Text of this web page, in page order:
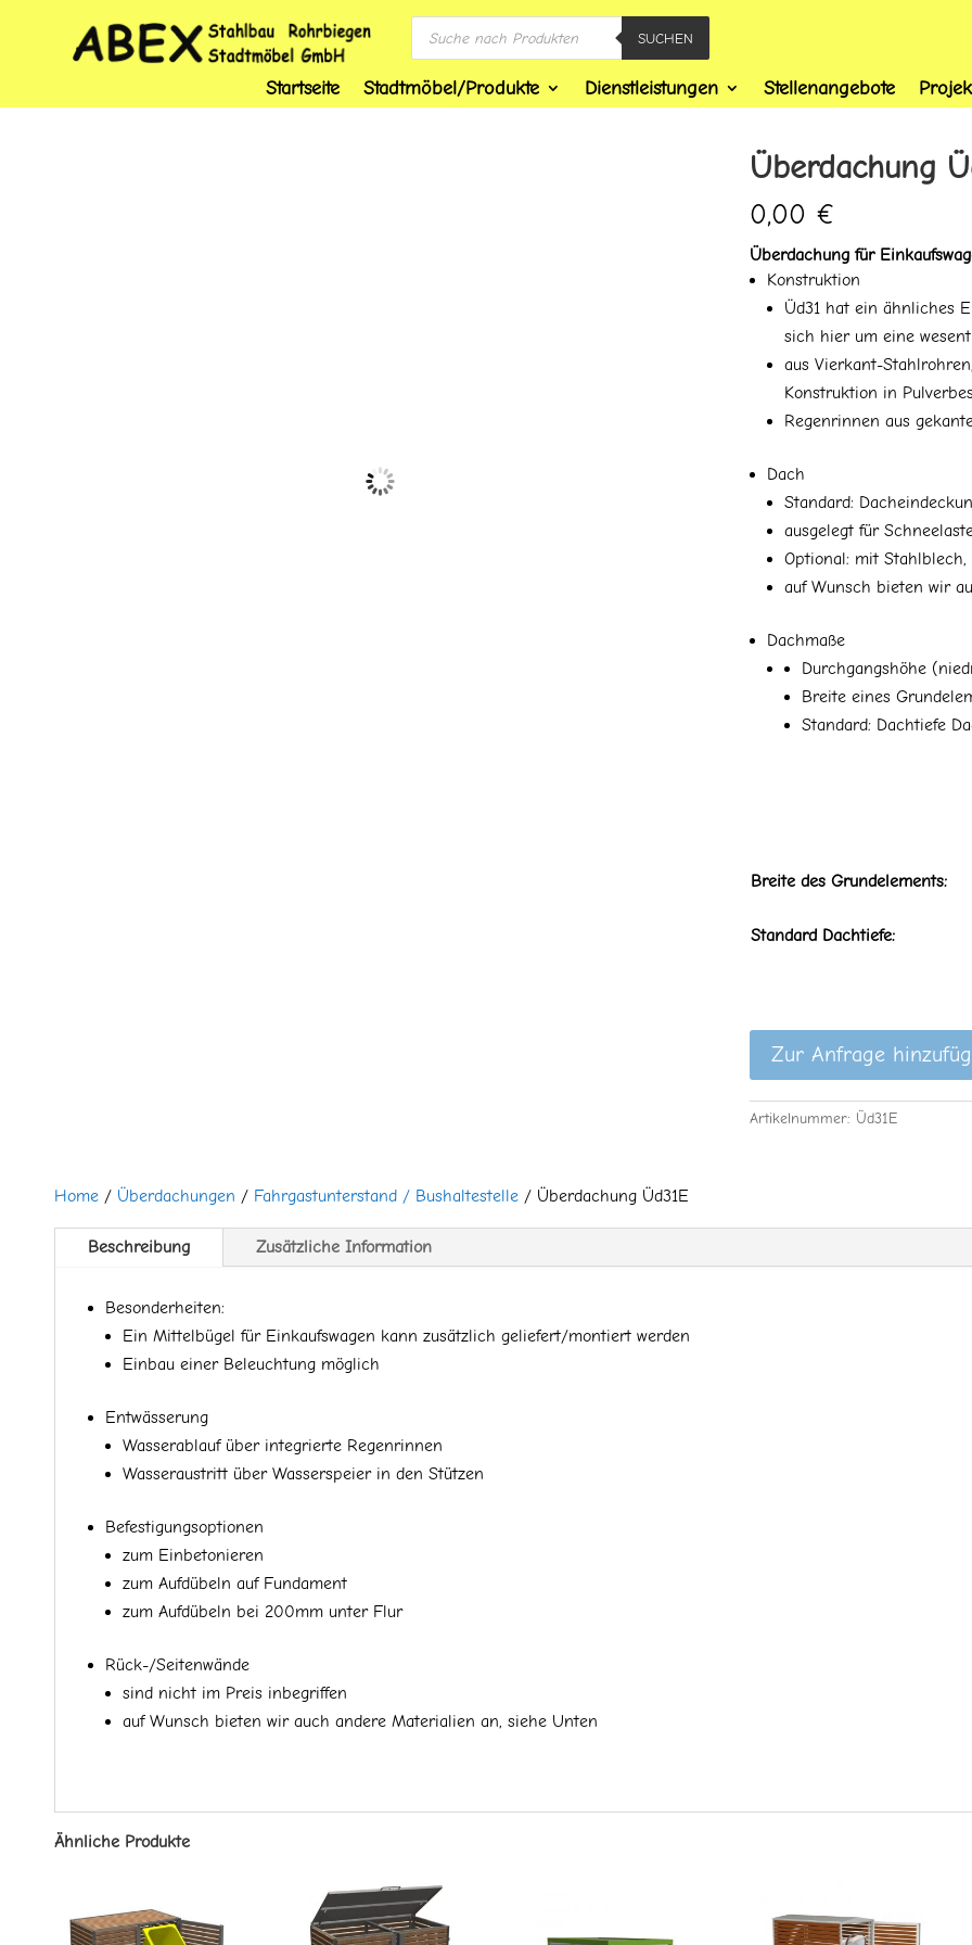
Products
search
SUCHEN
Startseite Stadtmöbel/Produkte Dienstleistungen Stellenangebote
Überdachung
0,00 €
Überdachung für
Konstruktion
Üd31 hat ein ähnliches
sich hier um eine
aus Vierkant-
Konstruktion in
Regenrinnen aus
Dach
Standard:
ausgelegt für
Optional: mit
auf Wunsch bieten wir
Dachmaße
Durchgangshöhe
Breite eines
Standard: Dachtiefe
Breite des Grundelements:
Standard Dachtiefe:
Zur Anfrage
Artikelnummer: Üd31E
Home/ Überdachungen / Fahrgastunterstand / Bushaltestelle/ Überdachung Üd31E
Beschreibung Zusätzliche Information
Besonderheiten:
Ein Mittelbügel für Einkaufswagen kann zusätzlich geliefert/montiert werden
Einbau einer Beleuchtung möglich
Entwässerung
Wasserablauf über integrierte Regenrinnen
Wasseraustritt über Wasserspeier in den Stützen
Befestigungsoptionen
zum Einbetonieren
zum Aufdübeln auf Fundament
zum Aufdübeln bei 200mm unter Flur
Rück-/Seitenwände
sind nicht im Preis inbegriffen
auf Wunsch bieten wir auch andere Materialien an, siehe Unten
Ähnliche Produkte